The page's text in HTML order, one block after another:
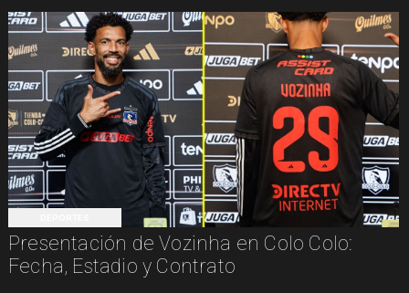
Presentación de Vozinha en Colo Colo:
Fecha, Estadio y Contrato